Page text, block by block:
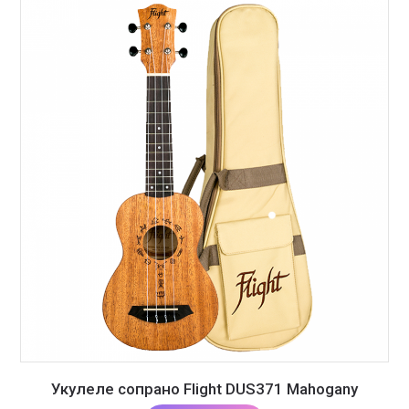
Укулеле сопрано Flight DUS371 Mahogany